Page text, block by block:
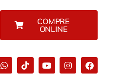
COMPRE
ONLINE